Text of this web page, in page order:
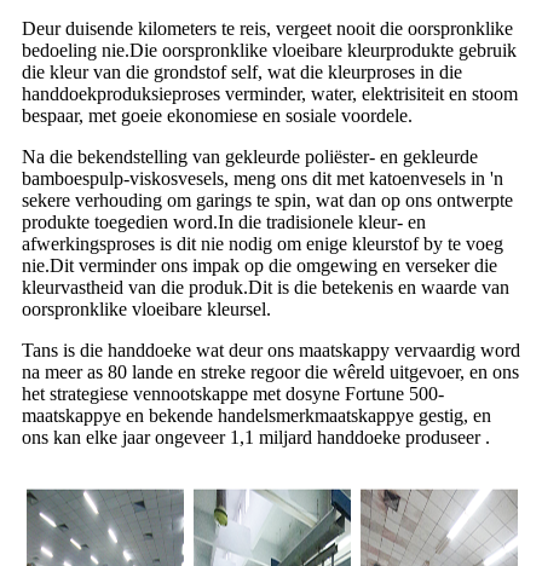
Deur duisende kilometers te reis, vergeet nooit die oorspronklike
bedoeling nie.Die oorspronklike vloeibare kleurprodukte gebruik
die kleur van die grondstof self, wat die kleurproses in die
handdoekproduksieproses verminder, water, elektrisiteit en stoom
bespaar, met goeie ekonomiese en sosiale voordele.
Na die bekendstelling van gekleurde poliëster- en gekleurde
bamboespulp-viskosvesels, meng ons dit met katoenvesels in 'n
sekere verhouding om garings te spin, wat dan op ons ontwerpte
produkte toegedien word.In die tradisionele kleur- en
afwerkingsproses is dit nie nodig om enige kleurstof by te voeg
nie.Dit verminder ons impak op die omgewing en verseker die
kleurvastheid van die produk.Dit is die betekenis en waarde van
oorspronklike vloeibare kleursel.
Tans is die handdoeke wat deur ons maatskappy vervaardig word
na meer as 80 lande en streke regoor die wêreld uitgevoer, en ons
het strategiese vennootskappe met dosyne Fortune 500-
maatskappye en bekende handelsmerkmaatskappye gestig, en
ons kan elke jaar ongeveer 1,1 miljard handdoeke produseer .